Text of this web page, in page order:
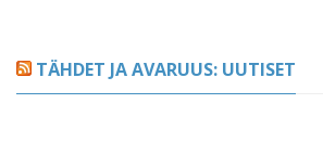
TÄHDET JA AVARUUS: UUTISET